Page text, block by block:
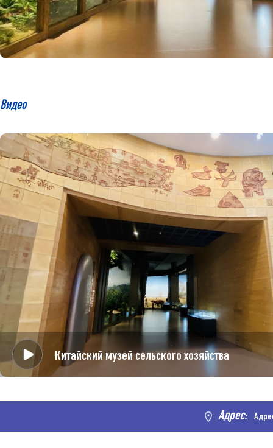
Видео
Китайский музей сельского хозяйства
Адрес: